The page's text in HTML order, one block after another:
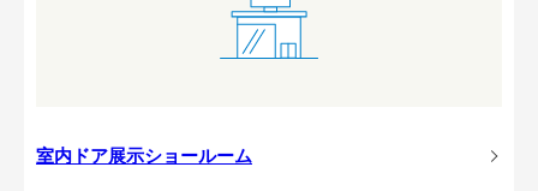
室内ドア展示ショールーム